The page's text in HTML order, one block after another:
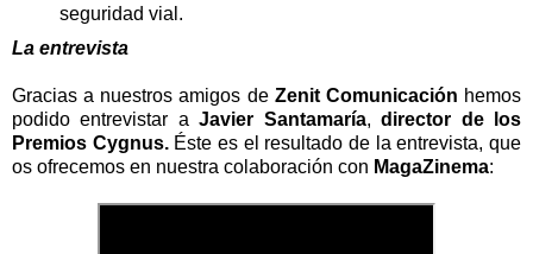
seguridad vial.
La entrevista
Gracias a nuestros amigos de Zenit Comunicación hemos
podido entrevistar aJavier Santamaría,director de los
Premios Cygnus. Éste es el resultado de la entrevista, que
os ofrecemos en nuestra colaboración con MagaZinema: